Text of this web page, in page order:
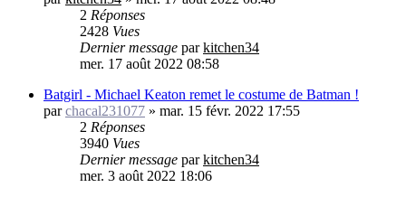
2 Réponses
2428 Vues
Dernier message parkitchen34
mer. 17 août 2022 08:58
Batgirl - Michael Keaton remet le costume de Batman !
parchacal231077 » mar. 15 févr. 2022 17:55
2 Réponses
3940 Vues
Dernier message parkitchen34
mer. 3 août 2022 18:06